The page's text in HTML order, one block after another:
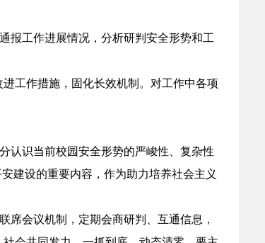
报工作进展情况，分析研判安全形势和工
工作措施，固化长效机制。对工作中各项
认识当前校园安全形势的严峻性、复杂性
建设的重要内容，作为助力培养社会主义
席会议机制，定期会商研判、互通信息，